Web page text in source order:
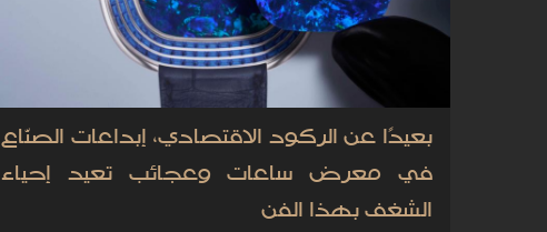
بعيدًا عن الركود الاقتصادي، إبداعات الصنّاع
في معرض ساعات وعجائب تعيد إحياء
الشغف بهذا الفن